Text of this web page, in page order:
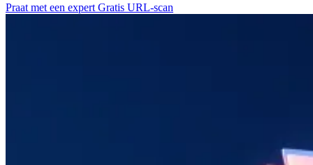
Praat met een expert Gratis URL-scan